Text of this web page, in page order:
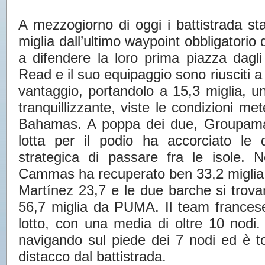
A mezzogiorno di oggi i battistrada
miglia dall’ultimo waypoint
a difendere la loro prima piazza
Read e il suo equipaggio sono riusciti
vantaggio, portandolo a 15,3 miglia,
tranquillizzante, viste le condizioni
Bahamas. A poppa dei due,
lotta per il podio ha accorciato le
strategica di passare fra le isole.
Cammas ha recuperato ben 33,2
Martínez 23,7 e le due barche si
56,7 miglia da PUMA. Il team
lotto, con una media di oltre 10
navigando sul piede dei 7 nodi ed è
distacco dal battistrada.